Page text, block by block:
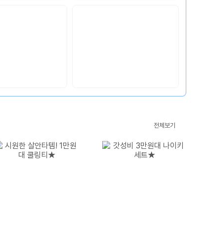
CM’s
Pick
전체보기